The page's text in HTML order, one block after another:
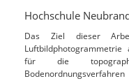
Hochschule
Das Ziel dieser
für die